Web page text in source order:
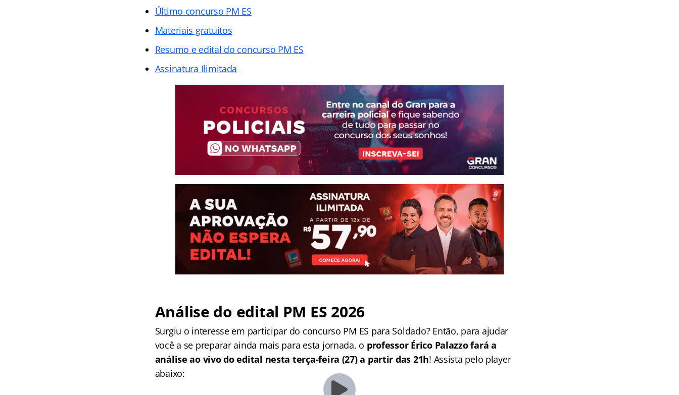
Último concurso PM ES
Materiais gratuitos
Resumo e edital do concurso PM ES
Assinatura Ilimitada
Análise do edital PM ES 2026
Surgiu o interesse em participar do concurso PM ES para Soldado? Então, para ajudar
você a se preparar ainda mais para esta jornada, o professor Érico Palazzo fará a
análise ao vivo do edital nesta terça-feira (27) a partir das 21h! Assista pelo player
abaixo: